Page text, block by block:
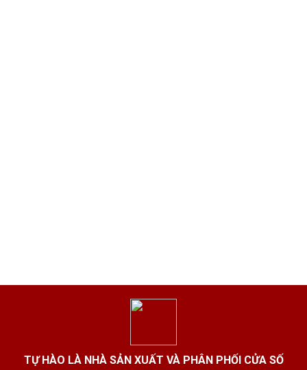
TỰ HÀO LÀ NHÀ SẢN XUẤT VÀ PHÂN PHỐI CỬA SỐ